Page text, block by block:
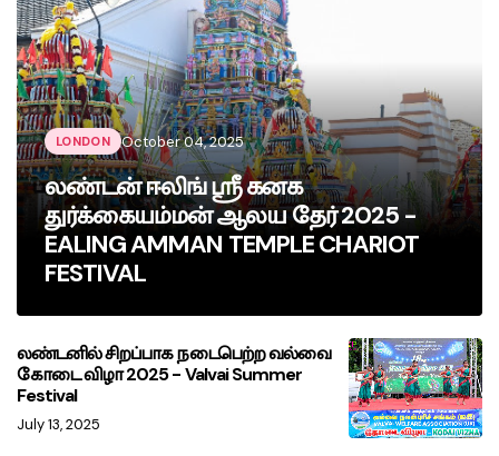
LONDON October 04, 2025
லண்டன் ஈலிங் ஸ்ரீ கனக
துர்க்கையம்மன் ஆலய தேர் 2025 -
EALING AMMAN TEMPLE CHARIOT
FESTIVAL
லண்டனில் சிறப்பாக நடைபெற்ற வல்வை
கோடை விழா 2025 - Valvai Summer
Festival
July 13, 2025